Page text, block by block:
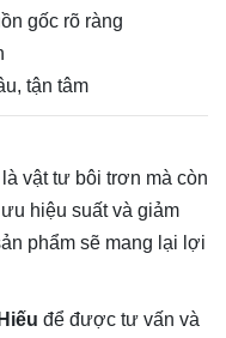
gốc rõ ràng
tận tâm
vật tư bôi trơn mà còn
hiệu suất và giảm
phẩm sẽ mang lại lợi
để được tư vấn và